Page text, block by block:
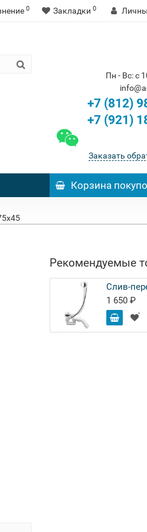
0 Закладки 0
Пн - Вс: с
+7 (812)
+7 (921)
Заказать
Корзина
Рекомендуемые
Слив-
1 650 ₽